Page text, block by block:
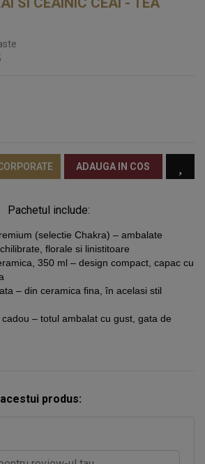
ADAUGA IN COS
Pachetul include:
(selectie Chakra) – ambalate
florale si linistitoare
, 350 ml – design compact, capac cu
– din ceramica fina, în acelasi stil
– totul ambalat cu gust, gata de
produs: